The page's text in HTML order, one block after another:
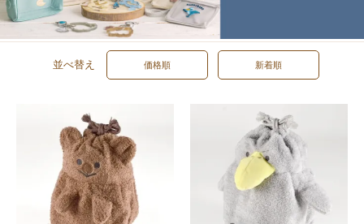
並べ替え 価格順 新着順